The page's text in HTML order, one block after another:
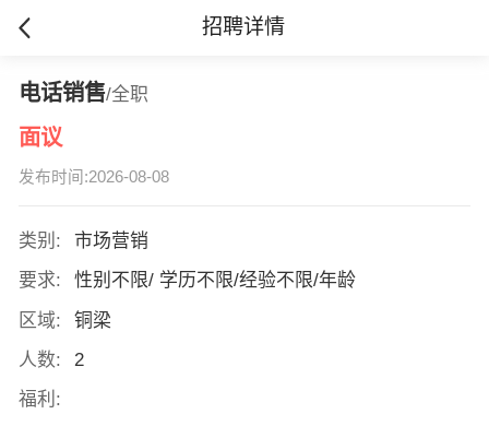
招聘详情
电话销售/全职
面议
发布时间:2026-08-08
类别:
市场营销
要求:
性别不限/ 学历不限/经验不限/年龄
区域:
铜梁
人数:
2
福利: